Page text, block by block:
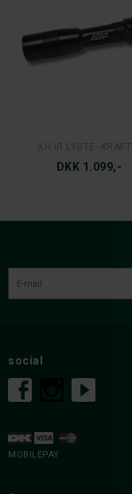
DKK 1.099,-
social
MOBILEPAY